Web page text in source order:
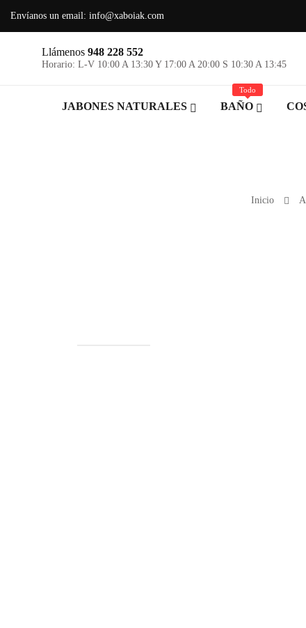
Envíanos un email: info@xaboiak.com
Llámenos 948 228 552
Horario: L-V 10:00 A 13:30 Y 17:00 A 20:00 S 10:30 A 13:45
JABONES NATURALES BAÑO
Todo
Inicio